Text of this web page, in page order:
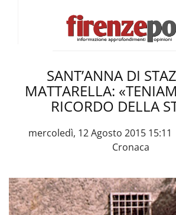
SANT’ANNA DI
MATTARELLA:
RICORDO DELLA
mercoledì, 12 Agosto 2015 15:11
Cronaca